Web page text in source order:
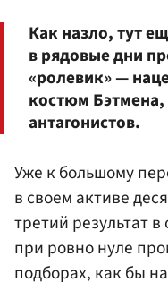
Как назло, тут
в рядовые дни
«ролевик» —
костюм
антагонистов.
Уже к большому
в своем активе
третий результат
при ровно нуле
подборах, как бы